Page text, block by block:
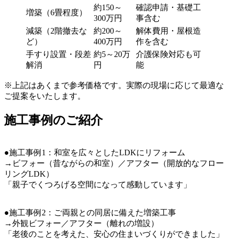
増築（6畳程度）
約150～
300万円
確認申請・基礎工
事含む
減築（2階撤去な
ど）
約200～
400万円
解体費用・屋根造
作を含む
手すり設置・段差
解消
約5～20万
円
介護保険対応も可
能
※上記はあくまで参考価格です。実際の現場に応じて最適な
ご提案をいたします。
施工事例のご紹介
●施工事例1：和室を広々としたLDKにリフォーム
→ビフォー（昔ながらの和室）／アフター（開放的なフロー
リングLDK）
「親子でくつろげる空間になって感動しています」
●施工事例2：ご両親との同居に備えた増築工事
→外観ビフォー／アフター（離れの増設）
「老後のことを考えた、安心の住まいづくりができました」